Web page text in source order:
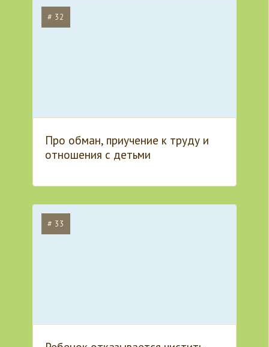
# 32
Про обман, приучение к труду и
отношения с детьми
# 33